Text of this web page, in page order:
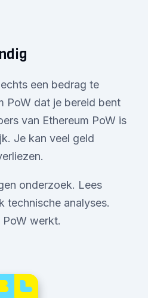
een bedrag te
PoW dat je bereid bent
van Ethereum PoW is
Je kan veel geld
onderzoek. Lees
technische analyses.
PoW werkt.